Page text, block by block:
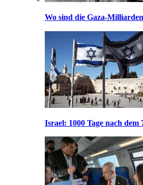
Wo sind die Gaza-
Israel: 1000 Tage nach dem